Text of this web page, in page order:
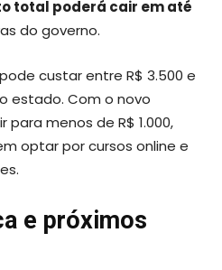
total poderá cair em até
do governo.
custar entre R$ 3.500 e
estado. Com o novo
menos de R$ 1.000,
optar por cursos online e
e próximos